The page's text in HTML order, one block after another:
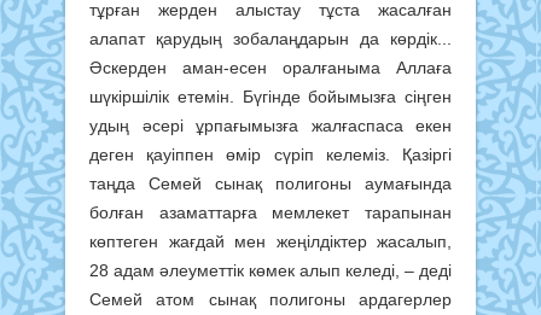
тұрған жерден алыстау тұста жасалған
алапат қарудың зобалаңдарын да көрдік...
Әскерден аман-есен оралғаныма Аллаға
шүкіршілік етемін. Бүгінде бойымызға сіңген
удың әсері ұрпағымызға жалғаспаса екен
деген қауіппен өмір сүріп келеміз. Қазіргі
таңда Семей сынақ полигоны аумағында
болған азаматтарға мемлекет тарапынан
көптеген жағдай мен жеңілдіктер жасалып,
28 адам әлеуметтік көмек алып келеді, – деді
Семей атом сынақ полигоны ардагерлер